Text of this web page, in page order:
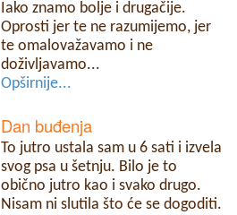
Iako znamo bolje i drugačije.
Oprosti jer te ne razumijemo, jer
te omalovažavamo i ne
doživljavamo...
Opširnije...
Dan buđenja
To jutro ustala sam u 6 sati i izvela
svog psa u šetnju. Bilo je to
obično jutro kao i svako drugo.
Nisam ni slutila što će se dogoditi.